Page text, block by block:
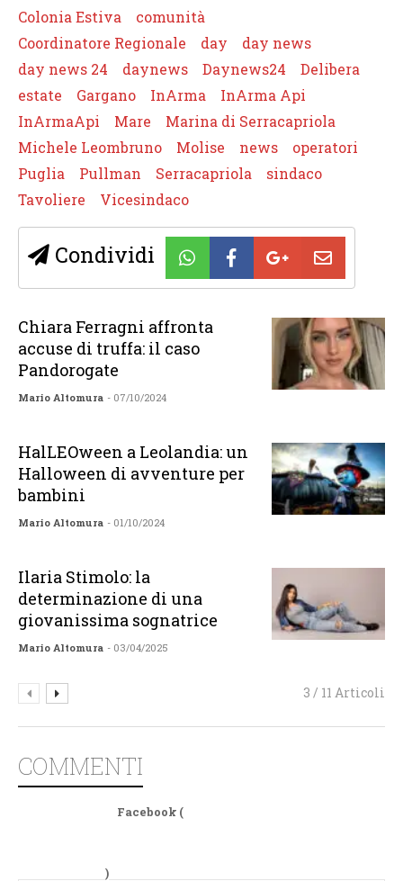
Colonia Estiva
comunità
Coordinatore Regionale
day
day news
day news 24
daynews Daynews24
Delibera
estate
Gargano InArma
InArma Api
InArmaApi
Mare
Marina di Serracapriola
Michele Leombruno
Molise news
operatori
Puglia
Pullman Serracapriola
sindaco
Tavoliere
Vicesindaco
Condividi
Chiara Ferragni affronta
accuse di truffa: il caso
Pandorogate
Mario Altomura - 07/10/2024
HalLEOween a Leolandia: un
Halloween di avventure per
bambini
Mario Altomura - 01/10/2024
Ilaria Stimolo: la
determinazione di una
giovanissima sognatrice
Mario Altomura - 03/04/2025
3 / 11 Articoli
COMMENTI
Facebook (
)